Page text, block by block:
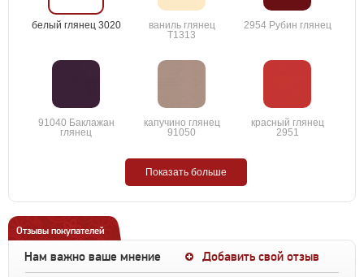
белый глянец 3020
ваниль глянец
T1313
2954 Рубин глянец
91040 Баклажан
глянец
капучино глянец
91050
красный глянец
2951
Показать больше
Отзывы покупателей
Нам важно ваше мнение Добавить свой отзыв